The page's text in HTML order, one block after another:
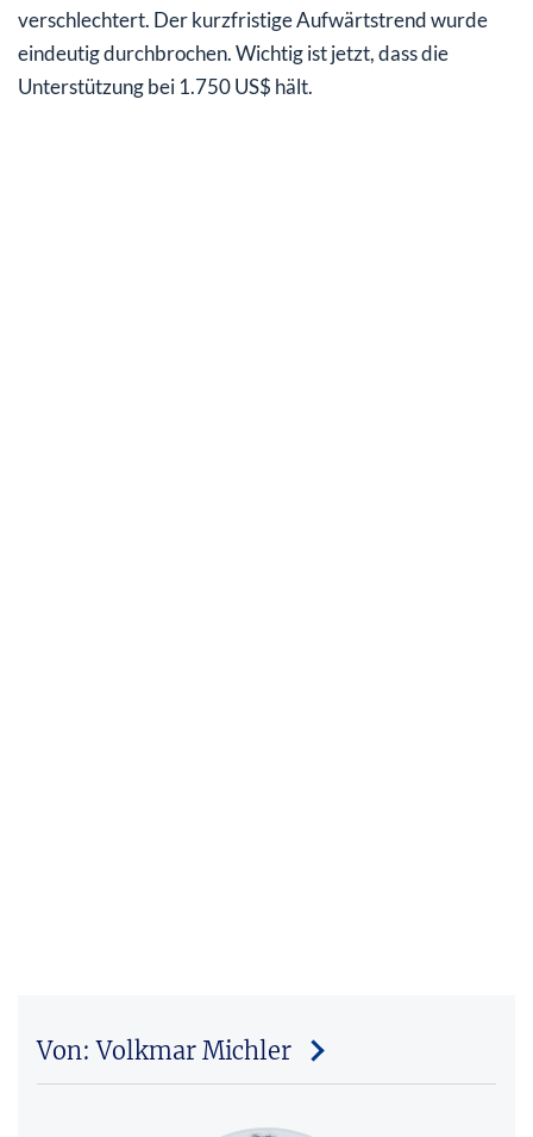
verschlechtert. Der kurzfristige Aufwärtstrend wurde
eindeutig durchbrochen. Wichtig ist jetzt, dass die
Unterstützung bei 1.750 US$ hält.
Von: Volkmar Michler